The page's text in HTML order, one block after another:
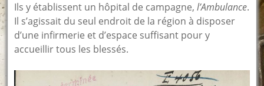
Ils y établissent un hôpital de campagne,l’Ambulance.
Il s’agissait du seul endroit de la région à disposer
d’une infirmerie et d’espace suffisant pour y
accueillir tous les blessés.